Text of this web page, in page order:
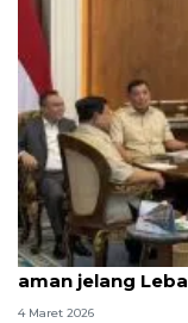
Pemerintah
aman jelang
4 Maret 2026